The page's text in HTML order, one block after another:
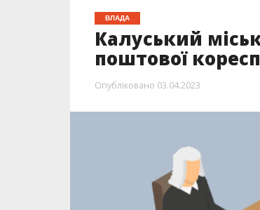
ВЛАДА
Калуський
поштової
Опубліковано 03.04.2023